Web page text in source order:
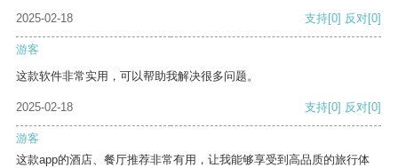
2025-02-18 支持[0] 反对[0]
游客
这款软件非常实用，可以帮助我解决很多问题。
2025-02-18 支持[0] 反对[0]
游客
这款app的酒店、餐厅推荐非常有用，让我能够享受到高品质的旅行体